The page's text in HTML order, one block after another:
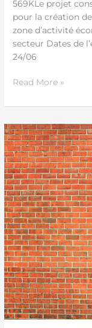
569KLe projet
pour la création
zone d’activité
secteur Dates de
24/06
Read More »
Avis
d’enquête
publique
874.1/2024/24
–
Saule-
Marie